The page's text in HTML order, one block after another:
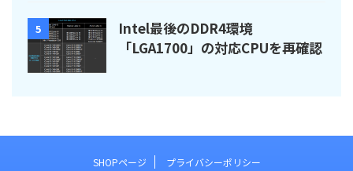
5
Intel最後のDDR4環境
「LGA1700」の対応CPUを再確認
SHOPページ プライバシーポリシー